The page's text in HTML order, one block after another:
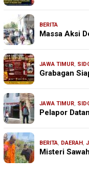
BERITA
Massa Aksi
JAWA TIMUR,
Grabagan
JAWA TIMUR,
Pelapor
BERITA, DAERAH ,
Misteri